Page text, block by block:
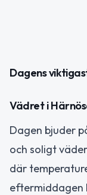
Dagens
Vädret i
Dagen bjuder
och soligt
där
eftermiddagen